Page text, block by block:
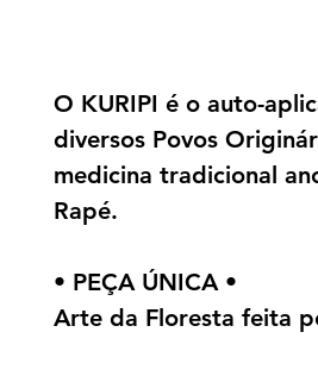
O KURIPI é o auto-
diversos Povos
medicina tradicional
Rapé.
• PEÇA ÚNICA •
Arte da Floresta feita